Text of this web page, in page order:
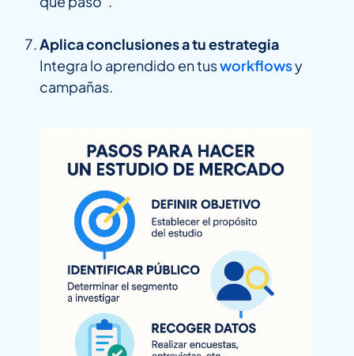
Aplica conclusiones a tu estrategia
Integra lo aprendido en tusworkflowsy
campañas.